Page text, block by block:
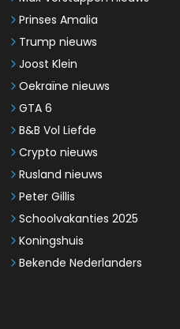
Prinses Amalia
Trump nieuws
Joost Klein
Oekraïne nieuws
GTA 6
B&B Vol Liefde
Crypto nieuws
Rusland nieuws
Peter Gillis
Schoolvakanties 2025
Koningshuis
Bekende Nederlanders